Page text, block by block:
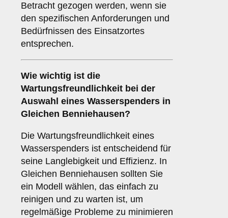
Betracht gezogen werden, wenn sie
den spezifischen Anforderungen und
Bedürfnissen des Einsatzortes
entsprechen.
Wie wichtig ist die
Wartungsfreundlichkeit bei der
Auswahl eines Wasserspenders in
Gleichen Benniehausen?
Die Wartungsfreundlichkeit eines
Wasserspenders ist entscheidend für
seine Langlebigkeit und Effizienz. In
Gleichen Benniehausen sollten Sie
ein Modell wählen, das einfach zu
reinigen und zu warten ist, um
regelmäßige Probleme zu minimieren